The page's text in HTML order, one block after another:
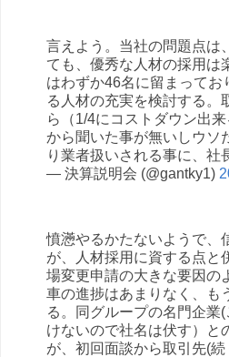
言えよう。当社の問題点は
ても、優秀な人材の採用は
はわずか46名に留まってお
る人材の充実を検討する。
ら（1/4にコストダウン出
から聞いた事が無いしウソ
り業者扱いされる事に、社
— 決算説明会 (@gantky1)
憤懣やるかたないようで、
が、人材採用に資する点と
場変更申請の大きな要因の
車の進捗はあまりなく、も
る。同グループの名門企業
けないので社名は伏す）と
が、初回面談から取引先(続